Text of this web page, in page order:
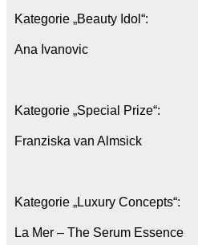
Kategorie „Beauty Idol“:
Ana Ivanovic
Kategorie „Special Prize“:
Franziska van Almsick
Kategorie „Luxury Concepts“:
La Mer – The Serum Essence